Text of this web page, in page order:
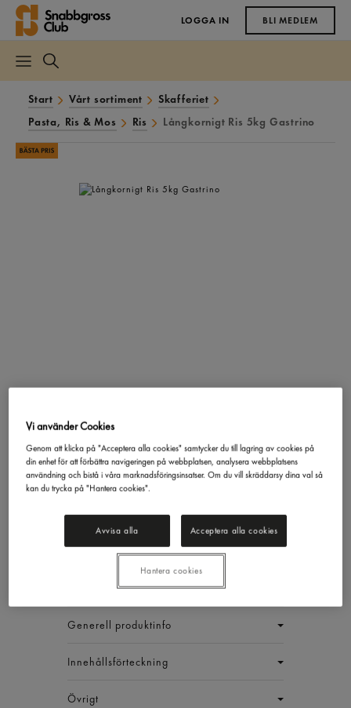
LOGGA IN BLI MEDLEM
Start Vårt sortiment
Skafferiet
Pasta, Ris & Mos
Ris Långkornigt Ris 5kg Gastrino
349,48 kr/låda
Inkl. moms
Jmf.pris : 23,30 kr /kg
EAN:
17340083481465
Generell produktinfo
Innehållsförteckning
Övrigt
Vi använder Cookies
Genom att klicka på "Acceptera alla cookies" samtycker du till lagring av cookies på
din enhet för att förbättra navigeringen på webbplatsen, analysera webbplatsens
användning och bistå i våra marknadsföringsinsatser. Om du vill skräddarsy dina val så
kan du trycka på "Hantera cookies".
Avvisa alla Acceptera alla cookies
Hantera cookies